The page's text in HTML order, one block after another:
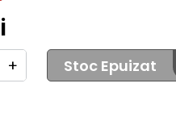
+ Stoc Epuizat